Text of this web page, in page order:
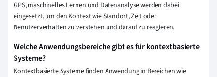
GPS, maschinelles Lernen und Datenanalyse werden dabei
eingesetzt, um den Kontext wie Standort, Zeit oder
Benutzerverhalten zu verstehen und darauf zu reagieren.
Welche Anwendungsbereiche gibt es für kontextbasierte
Systeme?
Kontextbasierte Systeme finden Anwendung in Bereichen wie